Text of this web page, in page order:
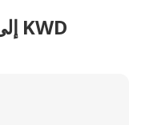
كيفية تحويل JPS إلى KWD